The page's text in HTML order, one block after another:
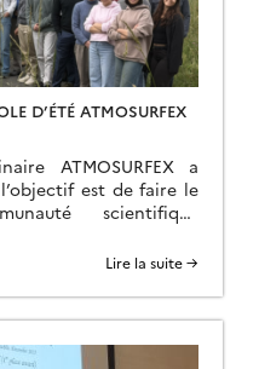
D’ÉTÉ ATMOSURFEX
ATMOSURFEX a
est de faire le
scientifique
(modélisation de
de cours et de travaux
de façon […]
Lire la suite →